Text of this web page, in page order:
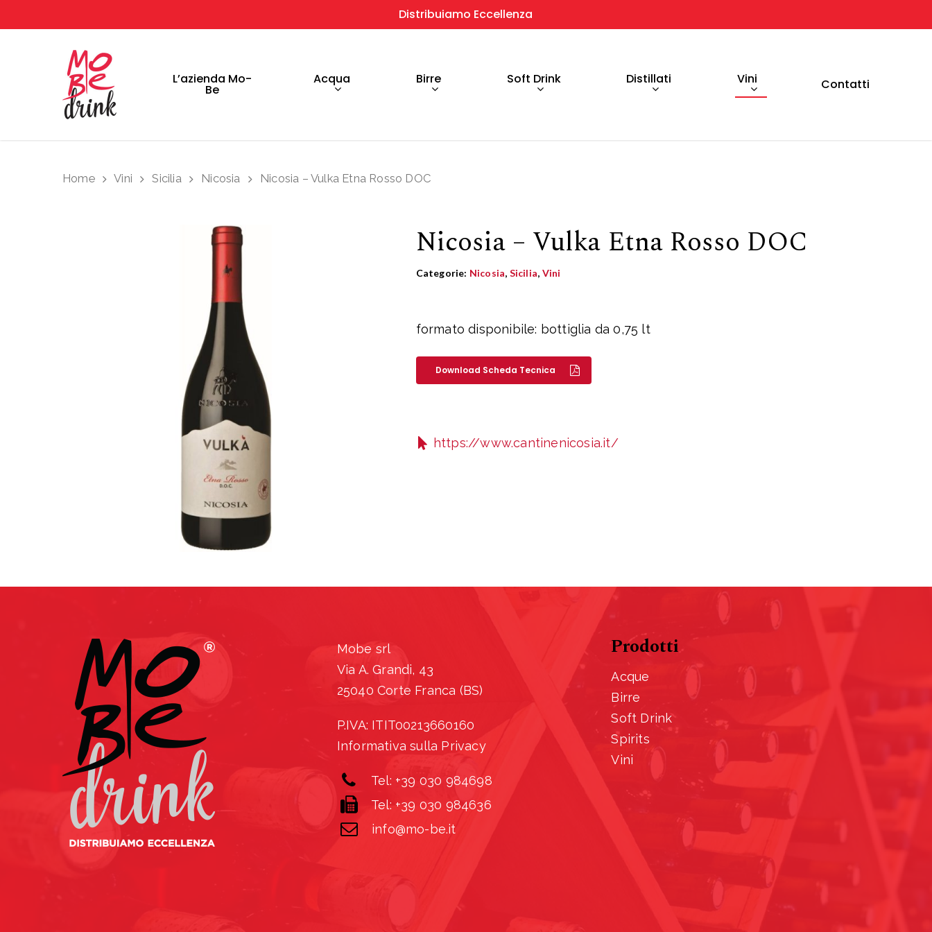
Distribuiamo Eccellenza
Home L’azienda Mo-
Be
Acqua Birre Soft Drink Distillati Vini Contatti
Home Vini Sicilia Nicosia Nicosia – Vulka Etna Rosso DOC
Nicosia – Vulka Etna Rosso DOC
Categorie: Nicosia, Sicilia, Vini
formato disponibile: bottiglia da 0,75 lt
Download Scheda Tecnica
https://www.cantinenicosia.it/
Mobe srl
Via A. Grandi, 43
25040 Corte Franca (BS)
P.IVA: ITIT00213660160
Informativa sulla Privacy
Tel: +39 030 984698
Tel: +39 030 984636
info@mo-be.it
Prodotti
Acque
Birre
Soft Drink
Spirits
Vini